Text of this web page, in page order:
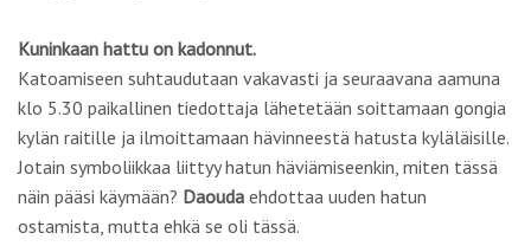
Kuninkaan hattu on kadonnut.
Katoamiseen suhtaudutaan vakavasti ja seuraavana aamuna
klo 5.30 paikallinen tiedottaja lähetetään soittamaan gongia
kylän raitille ja ilmoittamaan hävinneestä hatusta kyläläisille.
Jotain symboliikkaa liittyy hatun häviämiseenkin, miten tässä
näin pääsi käymään? Daouda ehdottaa uuden hatun
ostamista, mutta ehkä se oli tässä.